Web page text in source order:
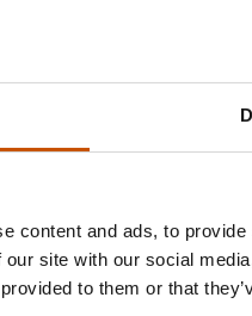
content and ads, to
our site with our social
to them or that
Siri Pettersen, Сири
Эксмо
Эксмо
Siri Pettersen, Сири